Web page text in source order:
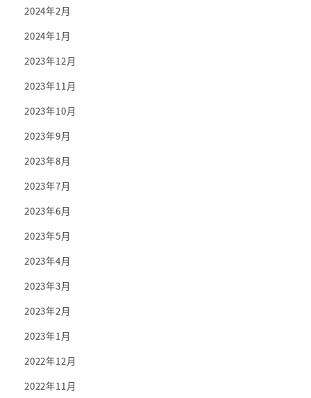
2024年2月
2024年1月
2023年12月
2023年11月
2023年10月
2023年9月
2023年8月
2023年7月
2023年6月
2023年5月
2023年4月
2023年3月
2023年2月
2023年1月
2022年12月
2022年11月